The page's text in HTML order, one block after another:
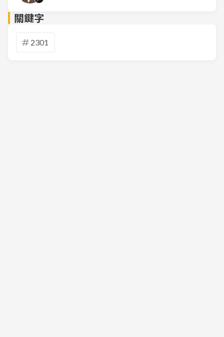
關鍵字
2301